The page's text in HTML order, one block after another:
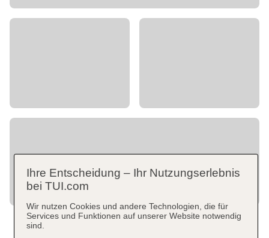
Ihre Entscheidung – Ihr Nutzungserlebnis
bei TUI.com
Wir nutzen Cookies und andere Technologien, die für
Services und Funktionen auf unserer Website notwendig
sind.